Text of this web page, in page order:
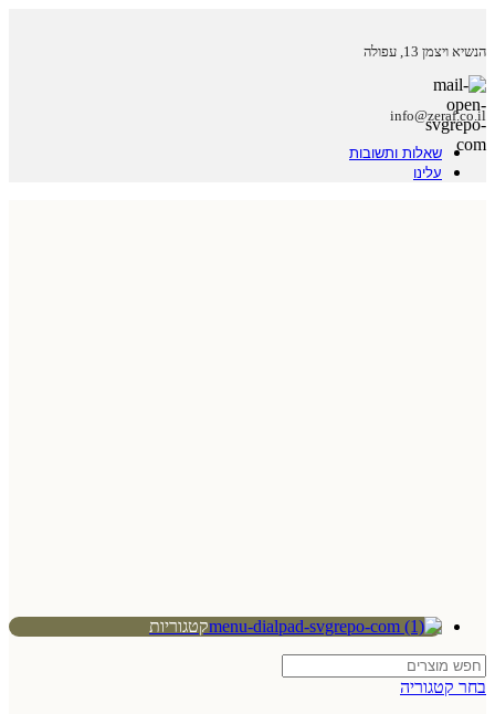
הנשיא ויצמן 13, עפולה
info@zeraf.co.il
שאלות ותשובות
עלינו
קטגוריות
בחר קטגוריה